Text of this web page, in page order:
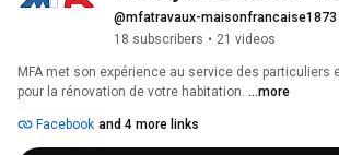
@mfatravaux-maisonfrancaise1873
18 subscribers • 21 videos
MFA met son expérience au service des particuliers
pour la rénovation de votre habitation. ...more
Facebook and 4 more links